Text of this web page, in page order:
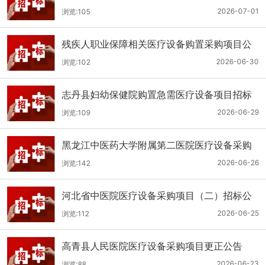
（二次）公开招标公告
2026-07-01
浏览:105
残疾人职业保障相关医疗设备购置采购项目公
开招标招标公告
2026-06-30
浏览:102
志丹县妇幼保健院购置急需医疗设备项目招标
公告
2026-06-29
浏览:109
黑龙江中医药大学附属第二医院医疗设备采购
(二次)招标公告
2026-06-26
浏览:142
河北省中医院医疗设备采购项目（二）招标公
告
2026-06-25
浏览:112
高青县人民医院医疗设备采购项目更正公告